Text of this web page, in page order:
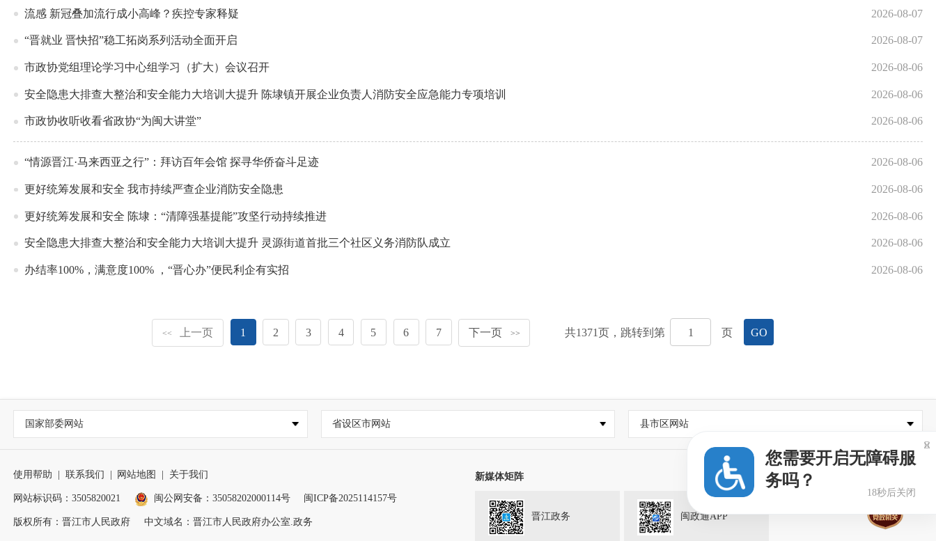
流感 新冠叠加流行成小高峰？疾控专家释疑 2026-08-07
“晋就业 晋快招”稳工拓岗系列活动全面开启 2026-08-07
市政协党组理论学习中心组学习（扩大）会议召开 2026-08-06
安全隐患大排查大整治和安全能力大培训大提升 陈埭镇开展企业负责人消防安全应急能力专项培训 2026-08-06
市政协收听收看省政协“为闽大讲堂” 2026-08-06
“情源晋江·马来西亚之行”：拜访百年会馆 探寻华侨奋斗足迹 2026-08-06
更好统筹发展和安全 我市持续严查企业消防安全隐患 2026-08-06
更好统筹发展和安全 陈埭：“清障强基提能”攻坚行动持续推进 2026-08-06
安全隐患大排查大整治和安全能力大培训大提升 灵源街道首批三个社区义务消防队成立 2026-08-06
办结率100%，满意度100% ，“晋心办”便民利企有实招 2026-08-06
<< 上一页 1 2 3 4 5 6 7 下一页 >> 共1371页，跳转到第 页 GO
国家部委网站 省设区市网站 县市区网站
使用帮助 联系我们 网站地图 关于我们
网站标识码：3505820021 闽公网安备：35058202000114号 闽ICP备2025114157号
版权所有：晋江市人民政府 中文域名：晋江市人民政府办公室.政务
新媒体矩阵
晋江政务 闽政通APP
您需要开启无障碍服
务吗？
18秒后关闭
